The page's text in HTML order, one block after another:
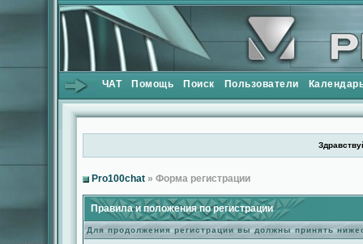
ЧАТ Помощь Поиск Пользователи
Pro100chat » Форма регистрации
Правила и положения по регистрации
Для продолжения регистрации вы должны принять